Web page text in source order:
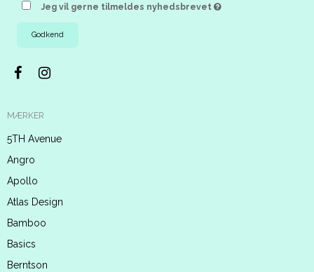
Jeg vil gerne tilmeldes nyhedsbrevet
Godkend
MÆRKER
5TH Avenue
Angro
Apollo
Atlas Design
Bamboo
Basics
Berntson